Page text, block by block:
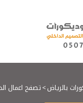
بالرياض>تصفح اعمال